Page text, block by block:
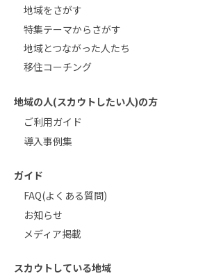
地域をさがす
特集テーマからさがす
地域とつながった人たち
移住コーチング
地域の人(スカウトしたい人)の方
ご利用ガイド
導入事例集
ガイド
FAQ(よくある質問)
お知らせ
メディア掲載
スカウトしている地域